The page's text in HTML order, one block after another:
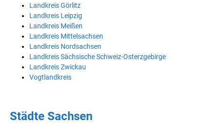
Landkreis Görlitz
Landkreis Leipzig
Landkreis Meißen
Landkreis Mittelsachsen
Landkreis Nordsachsen
Landkreis Sächsische Schweiz-Osterzgebirge
Landkreis Zwickau
Vogtlandkreis
Städte Sachsen